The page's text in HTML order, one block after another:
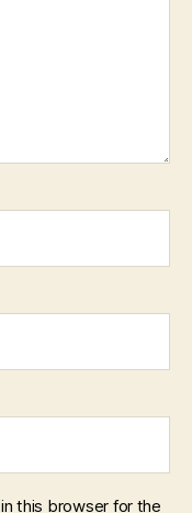
this browser for the